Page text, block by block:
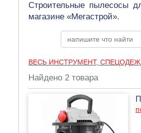
Строительные пылесосы
магазине «Мегастрой».
ВЕСЬ ИНСТРУМЕНТ,
Найдено 2 товара